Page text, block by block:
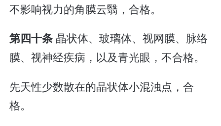
不影响视力的角膜云翳，合格。
第四十条 晶状体、玻璃体、视网膜、脉络
膜、视神经疾病，以及青光眼，不合格。
先天性少数散在的晶状体小混浊点，合
格。